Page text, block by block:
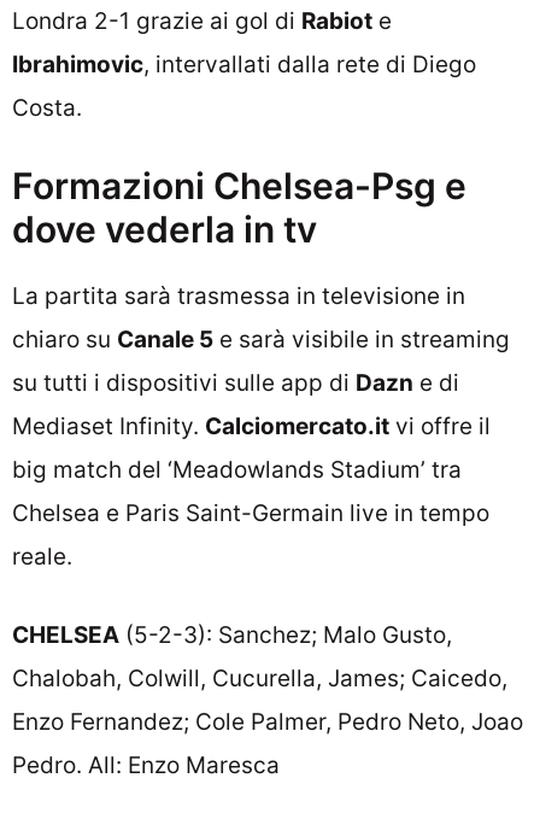
Londra 2-1 grazie ai gol di Rabiot e
Ibrahimovic, intervallati dalla rete di Diego
Costa.
Formazioni Chelsea-Psg e
dove vederla in tv
La partita sarà trasmessa in televisione in
chiaro su Canale 5 e sarà visibile in streaming
su tutti i dispositivi sulle app di Dazn e di
Mediaset Infinity. Calciomercato.it vi offre il
big match del ‘Meadowlands Stadium’ tra
Chelsea e Paris Saint-Germain live in tempo
reale.
CHELSEA (5-2-3): Sanchez; Malo Gusto,
Chalobah, Colwill, Cucurella, James; Caicedo,
Enzo Fernandez; Cole Palmer, Pedro Neto, Joao
Pedro. All: Enzo Maresca